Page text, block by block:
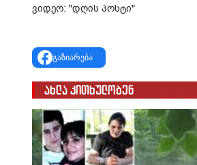
ვიდეო: "დღის პოსტი"
გაზიარება
ახლა კითხულობენ